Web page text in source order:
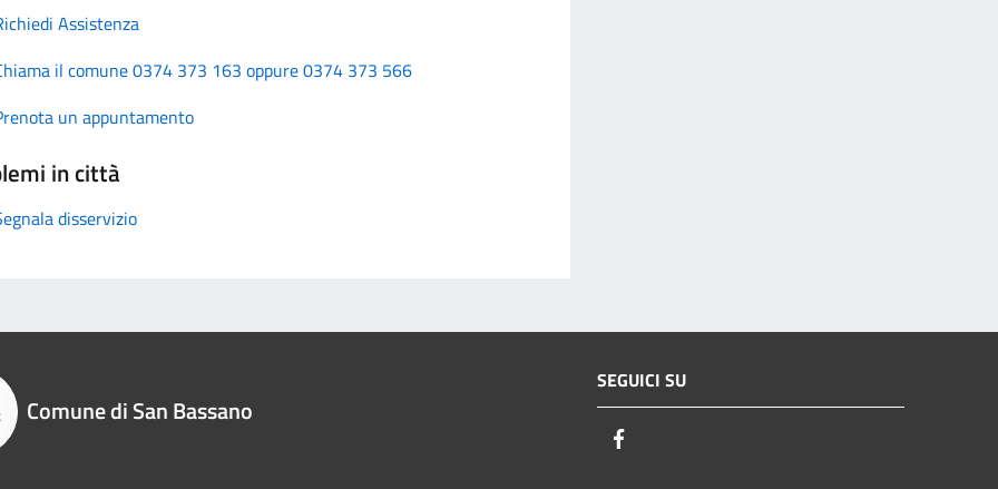
Assistenza
il comune 0374 373 163 oppure 0374 373 566
un appuntamento
in città
disservizio
Comune di San Bassano
SEGUICI SU